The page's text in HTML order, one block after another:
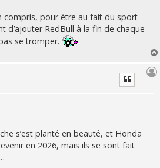
compris, pour être au fait du sport
d’ajouter RedBull à la fin de chaque
se tromper.
s’est planté en beauté, et Honda
en 2026, mais ils se sont fait